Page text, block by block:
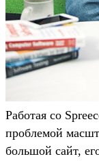
Работая со
проблемой
большой сайт,